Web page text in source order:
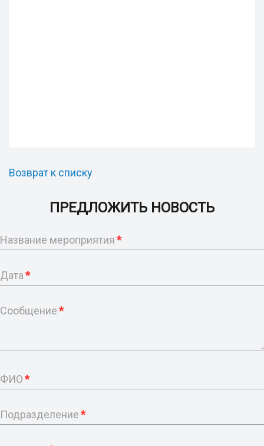
Возврат к списку
ПРЕДЛОЖИТЬ НОВОСТЬ
Название мероприятия*
Дата*
Сообщение*
ФИО*
Подразделение*